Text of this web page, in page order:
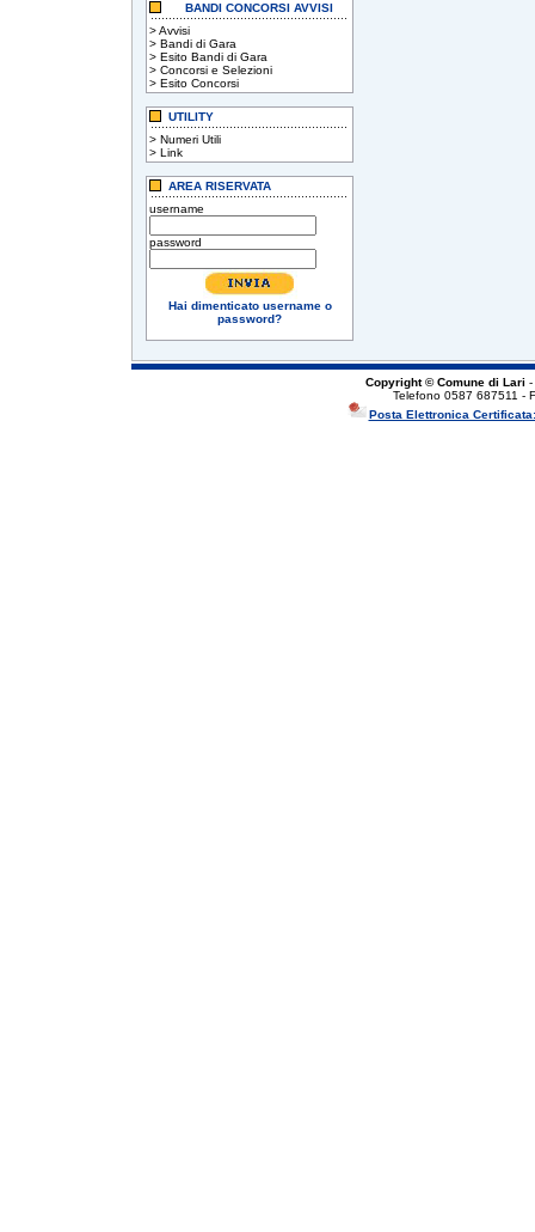
BANDI CONCORSI AVVISI
>Avvisi
> Bandi di Gara
> Esito Bandi di Gara
> Concorsi e Selezioni
> Esito Concorsi
UTILITY
> Numeri Utili
> Link
AREA RISERVATA
username
password
Hai dimenticato username o
password?
Copyright © Comune di Lari -
Telefono 0587 687511 -
Posta Elettronica Certificata: